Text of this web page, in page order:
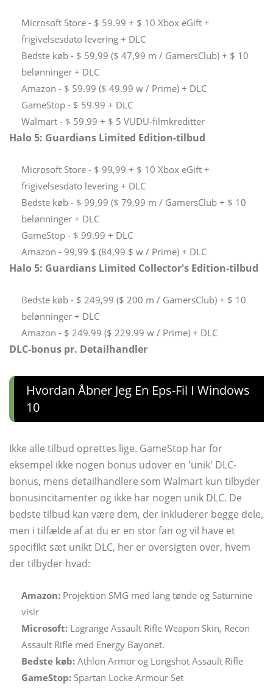
Microsoft Store - $ 59.99 + $ 10 Xbox eGift +
frigivelsesdato levering + DLC
Bedste køb - $ 59,99 ($ ​​47,99 m / GamersClub) + $ 10
belønninger + DLC
Amazon - $ 59.99 ($ ​​49.99 w / Prime) + DLC
GameStop - $ 59.99 + DLC
Walmart - $ 59.99 + $ 5 VUDU-filmkreditter
Halo 5: Guardians Limited Edition-tilbud
Microsoft Store - $ 99,99 + $ 10 Xbox eGift +
frigivelsesdato levering + DLC
Bedste køb - $ 99,99 ($ ​​79,99 m / GamersClub + $ 10
belønninger + DLC
GameStop - $ 99.99 + DLC
Amazon - 99,99 $ (84,99 $ w / Prime) + DLC
Halo 5: Guardians Limited Collector's Edition-tilbud
Bedste køb - $ 249,99 ($ ​​200 m / GamersClub) + $ 10
belønninger + DLC
Amazon - $ 249.99 ($ ​​229.99 w / Prime) + DLC
DLC-bonus pr. Detailhandler
Hvordan Åbner Jeg En Eps-Fil I Windows
10
Ikke alle tilbud oprettes lige. GameStop har for
eksempel ikke nogen bonus udover en 'unik' DLC-
bonus, mens detailhandlere som Walmart kun tilbyder
bonusincitamenter og ikke har nogen unik DLC. De
bedste tilbud kan være dem, der inkluderer begge dele,
men i tilfælde af at du er en stor fan og vil have et
specifikt sæt unikt DLC, her er oversigten over, hvem
der tilbyder hvad:
Amazon: Projektion SMG med lang tønde og Saturnine
visir
Microsoft: Lagrange Assault Rifle Weapon Skin, Recon
Assault Rifle med Energy Bayonet.
Bedste køb: Athlon Armor og Longshot Assault Rifle
GameStop: Spartan Locke Armour Set